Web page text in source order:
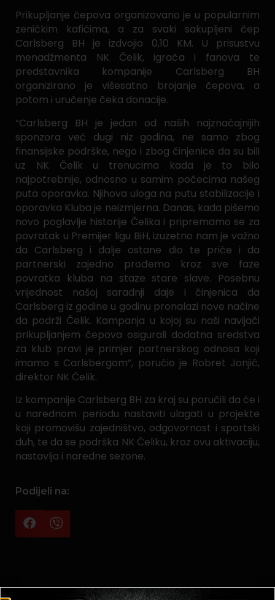
Prikupljanje čepova organizovano je u popularnim
zeničkim kafićima, a za svaki sakupljeni čep
Carlsberg BH je izdvojio 0,10 KM. U prisustvu
menadžmenta NK Čelik, igrača i fanova te
predstavnika kompanije Carlsberg BH
organizirano je višesatno brojanje čepova, a
potom i uručenje čeka donacije.
“Carlsberg BH je jedan od naših najznačajnijih
sponzora već dugi niz godina, ne samo zbog
finansijske podrške, nego i zbog činjenice da su bili
uz NK Čelik u trenucima kada je to bilo
najpotrebnije, odnosno u samim počecima našeg
puta oporavka. Njihova uloga na putu stabilizacije i
oporavka Kluba je neizmjerna. Danas, kada pišemo
novo poglavlje historije Čelika i pripremamo se za
povratak u Premijer ligu BiH, izuzetno nam je važno
da Carlsberg i dalje ostane dio te priče i da
partnerski zajedno prođemo kroz sve faze
povratka kluba na staze stare slave. Posebnu
vrijednost našoj saradnji daje i činjenica da
Carlsberg iz godine u godinu pronalazi nove načine
da podrži Čelik. Kampanja u kojoj su naši navijači
prikupljanjem čepova osigurali dodatna sredstva
za klub pravi je primjer partnerskog odnosa koji
imamo s Carlsbergom”, poručio je Robret Jonjić,
direktor NK Čelik.
Iz kompanije Carlsberg BH za kraj su poručili da će i
u narednom periodu nastaviti ulagati u projekte
koji promovišu zajedništvo, odgovornost i sportski
duh, te da se podrška NK Čeliku, kroz ovu aktivaciju,
nastavlja i naredne sezone.
Podijeli na: